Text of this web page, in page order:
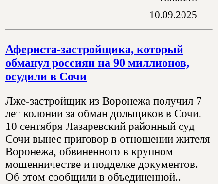
10.09.2025
Афериста-застройщика, который
обманул россиян на 90 миллионов,
осудили в Сочи
Лже-застройщик из Воронежа получил 7
лет колонии за обман дольщиков в Сочи.
10 сентября Лазаревский районный суд
Сочи вынес приговор в отношении жителя
Воронежа, обвиненного в крупном
мошенничестве и подделке документов.
Об этом сообщили в объединенной..